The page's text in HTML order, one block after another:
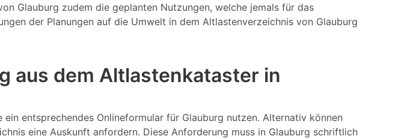
Glauburg zudem die geplanten Nutzungen, welche jemals für das
der Planungen auf die Umwelt in dem Altlastenverzeichnis von Glauburg
aus dem Altlastenkataster in
ein entsprechendes Onlineformular für Glauburg nutzen. Alternativ können
eine Auskunft anfordern. Diese Anforderung muss in Glauburg schriftlich